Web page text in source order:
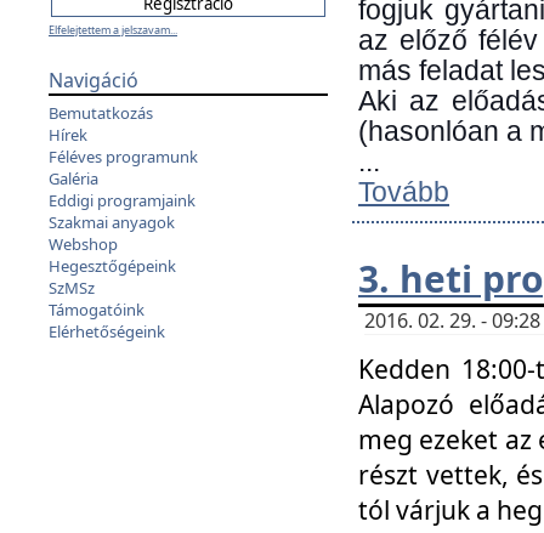
Elfelejtettem a jelszavam...
Navigáció
Bemutatkozás
Hírek
Féléves programunk
Galéria
Eddigi programjaink
Szakmai anyagok
Webshop
Hegesztőgépeink
SzMSz
Támogatóink
Elérhetőségeink
fogjuk
az előző
más feladat
Aki az
(hasonlóan a
...
Tovább
3. heti
2016. 02. 29. -
Kedden
Alapozó
meg ezeket
részt vettek,
tól várjuk a